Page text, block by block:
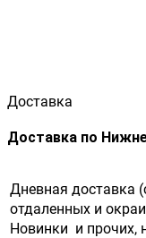
Доставка
Доставка по
Дневная доставка
отдаленных и
Новинки и прочих,